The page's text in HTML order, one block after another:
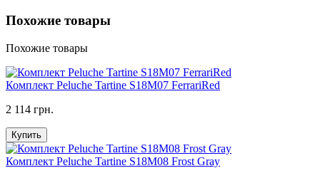
Похожие товары
Похожие товары
Комплект Peluche Tartine S18M07 FerrariRed
2 114 грн.
Купить
Комплект Peluche Tartine S18M08 Frost Gray